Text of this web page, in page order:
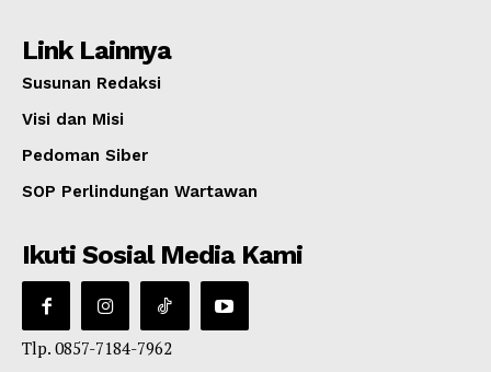
Link Lainnya
Susunan Redaksi
Visi dan Misi
Pedoman Siber
SOP Perlindungan Wartawan
Ikuti Sosial Media Kami
Tlp. 0857-7184-7962